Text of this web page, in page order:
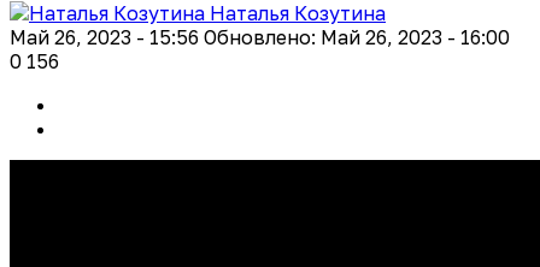
Наталья Козутина
Май 26, 2023 - 15:56 Обновлено: Май 26, 2023 - 16:00
0 156